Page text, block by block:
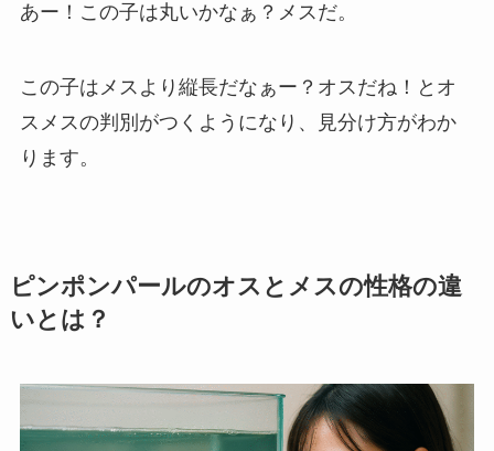
あー！この子は丸いかなぁ？メスだ。
この子はメスより縦長だなぁー？オスだね！とオ
スメスの判別がつくようになり、見分け方がわか
ります。
ピンポンパールのオスとメスの性格の違
いとは？